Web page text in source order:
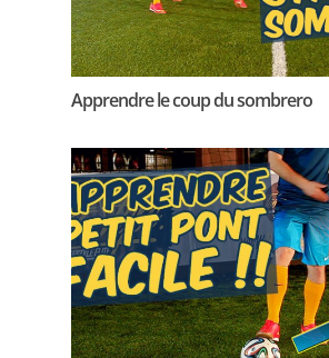
Apprendre le coup du sombrero